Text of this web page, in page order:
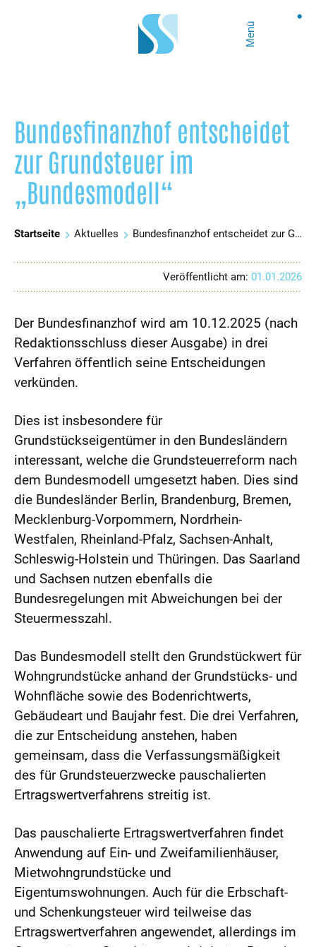
Menü
Bundesfinanzhof entscheidet
zur Grundsteuer im
„Bundesmodell“
Startseite Aktuelles Bundesfinanzhof entscheidet zur Grundsteuer im „Bundesmodell“
Veröffentlicht am: 01.01.2026
Der Bundesfinanzhof wird am 10.12.2025 (nach
Redaktionsschluss dieser Ausgabe) in drei
Verfahren öffentlich seine Entscheidungen
verkünden.
Dies ist insbesondere für
Grundstückseigentümer in den Bundesländern
interessant, welche die Grundsteuerreform nach
dem Bundesmodell umgesetzt haben. Dies sind
die Bundesländer Berlin, Brandenburg, Bremen,
Mecklenburg-Vorpommern, Nordrhein-
Westfalen, Rheinland-Pfalz, Sachsen-Anhalt,
Schleswig-Holstein und Thüringen. Das Saarland
und Sachsen nutzen ebenfalls die
Bundesregelungen mit Abweichungen bei der
Steuermesszahl.
Das Bundesmodell stellt den Grundstückwert für
Wohngrundstücke anhand der Grundstücks- und
Wohnfläche sowie des Bodenrichtwerts,
Gebäudeart und Baujahr fest. Die drei Verfahren,
die zur Entscheidung anstehen, haben
gemeinsam, dass die Verfassungsmäßigkeit
des für Grundsteuerzwecke pauschalierten
Ertragswertverfahrens streitig ist.
Das pauschalierte Ertragswertverfahren findet
Anwendung auf Ein- und Zweifamilienhäuser,
Mietwohngrundstücke und
Eigentumswohnungen. Auch für die Erbschaft-
und Schenkungsteuer wird teilweise das
Ertragswertverfahren angewendet, allerdings im